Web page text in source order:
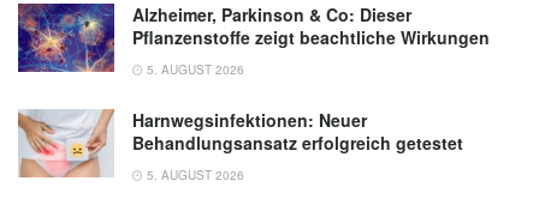
Alzheimer, Parkinson & Co: Dieser
Pflanzenstoffe zeigt beachtliche Wirkungen
5. AUGUST 2026
Harnwegsinfektionen: Neuer
Behandlungsansatz erfolgreich getestet
5. AUGUST 2026